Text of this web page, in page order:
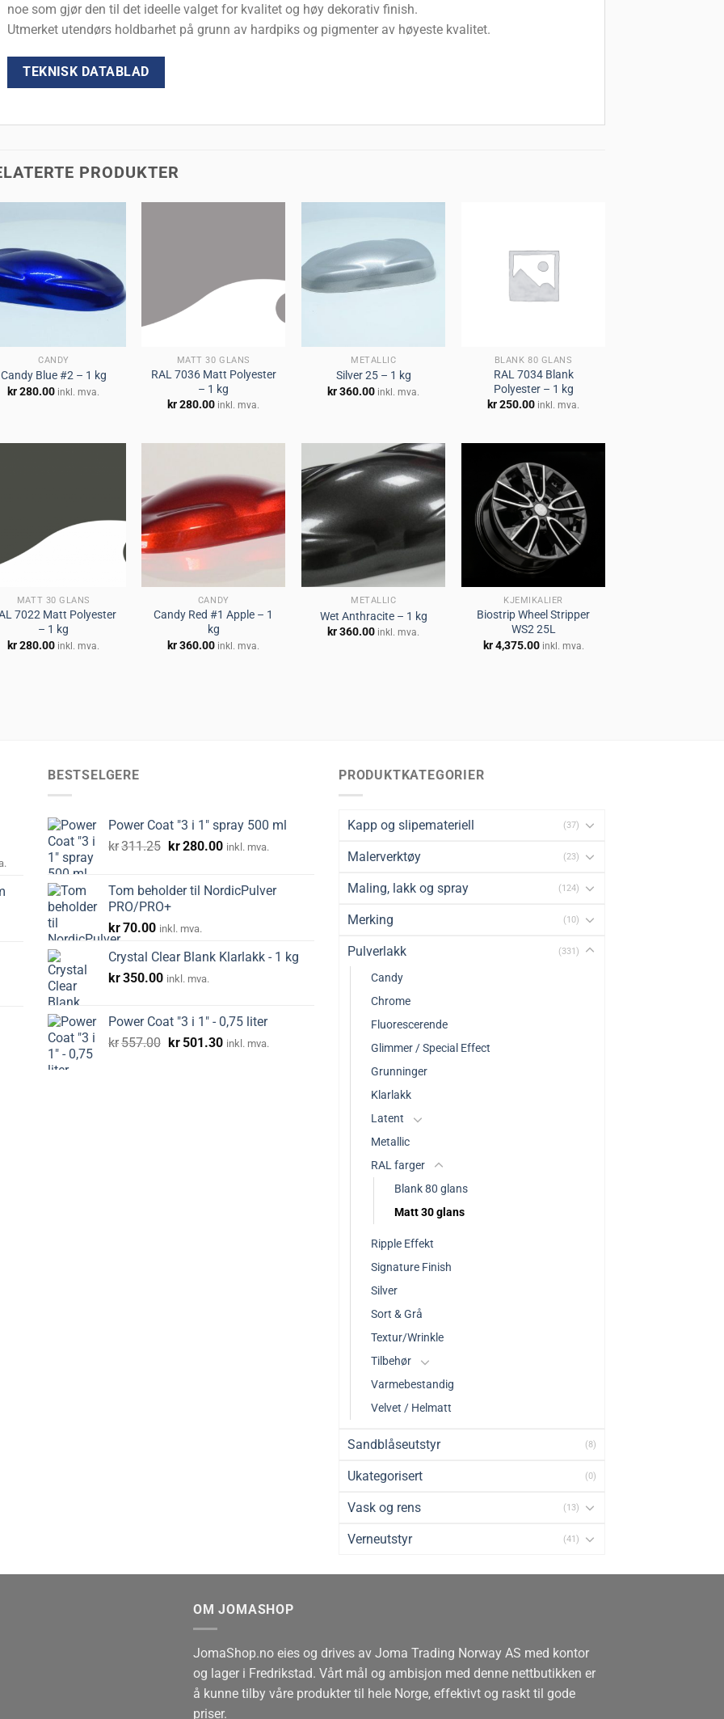
noe som gjør den til det ideelle valget for kvalitet og høy dekorativ finish.
Utmerket utendørs holdbarhet på grunn av hardpiks og pigmenter av høyeste kvalitet.
TEKNISK DATABLAD
PRODUKTER
Legg til
huskeliste
CANDY
Candy Blue #2 – 1 kg
kr 280.00 inkl. mva.
huskeliste
MATT 30 GLANS
RAL 7036 Matt Polyester
– 1 kg
kr280.00 inkl. mva.
Legg til
huskeliste
METALLIC
Silver 25 – 1 kg
kr360.00 inkl. mva.
huskeliste
BLANK 80 GLANS
RAL 7034 Blank
Polyester – 1 kg
kr250.00 inkl. mva.
huskeliste
MATT 30 GLANS
7022 Matt Polyester
– 1 kg
kr 280.00 inkl. mva.
Legg til
huskeliste
CANDY
Candy Red #1 Apple – 1
kg
kr360.00 inkl. mva.
Legg til
METALLIC
Wet Anthracite – 1 kg
kr360.00 inkl. mva.
Legg til
huskeliste
KJEMIKALIER
Biostrip Wheel Stripper
WS2 25L
kr 4,375.00 inkl. mva.
BESTSELGERE
Power Coat "3 i 1" spray 500 ml
kr311.25 Opprinnelig
kr311.25.
kr280.00Nåværende
kr280.00.
inkl. mva.
Tom beholder til NordicPulver
PRO/PRO+
kr70.00 inkl. mva.
Crystal Clear Blank Klarlakk - 1 kg
kr350.00 inkl. mva.
Power Coat "3 i 1" - 0,75 liter
kr557.00 Opprinnelig
kr501.30Nåværende
inkl. mva.
PRODUKTKATEGORIER
Kapp og slipemateriell (37)
Malerverktøy (23)
Maling, lakk og spray (124)
Merking (10)
Pulverlakk (331)
Candy
Chrome
Fluorescerende
Glimmer / Special Effect
Grunninger
Klarlakk
Latent
Metallic
RAL farger
Blank 80 glans
Matt 30 glans
Ripple Effekt
Signature Finish
Silver
Sort & Grå
Textur/Wrinkle
Tilbehør
Varmebestandig
Velvet / Helmatt
Sandblåseutstyr (8)
Ukategorisert (0)
Vask og rens (13)
Verneutstyr (41)
OM JOMASHOP
JomaShop.no eies og drives av Joma Trading Norway AS med kontor
og lager i Fredrikstad. Vårt mål og ambisjon med denne nettbutikken er
å kunne tilby våre produkter til hele Norge, effektivt og raskt til gode
priser.